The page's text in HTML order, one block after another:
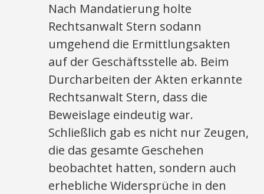
Nach Mandatierung holte
Rechtsanwalt Stern sodann
umgehend die Ermittlungsakten
auf der Geschäftsstelle ab. Beim
Durcharbeiten der Akten erkannte
Rechtsanwalt Stern, dass die
Beweislage eindeutig war.
Schließlich gab es nicht nur Zeugen,
die das gesamte Geschehen
beobachtet hatten, sondern auch
erhebliche Widersprüche in den